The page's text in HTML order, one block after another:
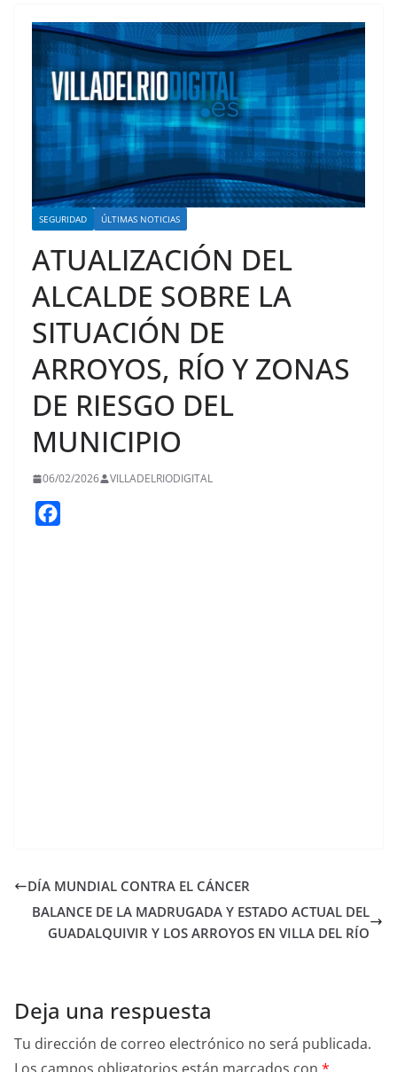
SEGURIDAD ÚLTIMAS NOTICIAS
ATUALIZACIÓN DEL
ALCALDE SOBRE LA
SITUACIÓN DE
ARROYOS, RÍO Y ZONAS
DE RIESGO DEL
MUNICIPIO
06/02/2026 VILLADELRIODIGITAL
DÍA MUNDIAL CONTRA EL CÁNCER
BALANCE DE LA MADRUGADA Y ESTADO ACTUAL DEL
GUADALQUIVIR Y LOS ARROYOS EN VILLA DEL RÍO
Deja una respuesta
Tu dirección de correo electrónico no será publicada.